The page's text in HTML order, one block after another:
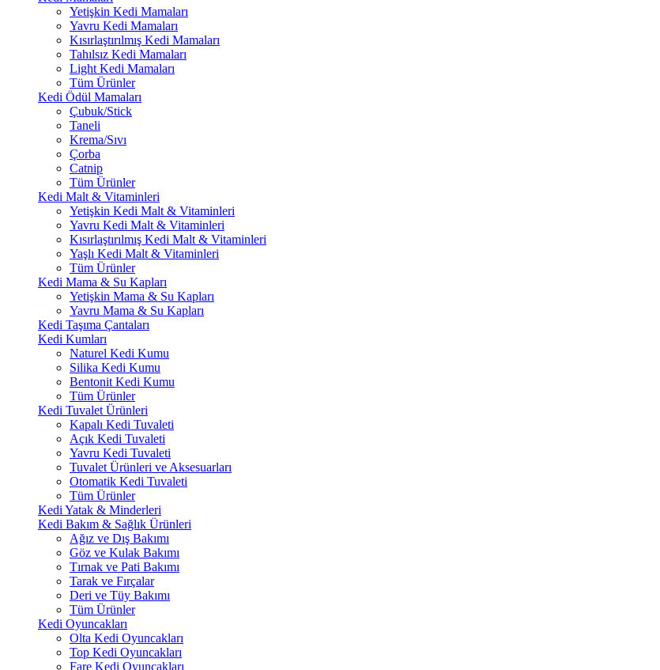
Yetişkin Kedi Mamaları
Yavru Kedi Mamaları
Kısırlaştırılmış Kedi Mamaları
Tahılsız Kedi Mamaları
Light Kedi Mamaları
Tüm Ürünler
Kedi Ödül Mamaları
Çubuk/Stick
Taneli
Krema/Sıvı
Çorba
Catnip
Tüm Ürünler
Kedi Malt & Vitaminleri
Yetişkin Kedi Malt & Vitaminleri
Yavru Kedi Malt & Vitaminleri
Kısırlaştırılmış Kedi Malt & Vitaminleri
Yaşlı Kedi Malt & Vitaminleri
Tüm Ürünler
Kedi Mama & Su Kapları
Yetişkin Mama & Su Kapları
Yavru Mama & Su Kapları
Kedi Taşıma Çantaları
Kedi Kumları
Naturel Kedi Kumu
Silika Kedi Kumu
Bentonit Kedi Kumu
Tüm Ürünler
Kedi Tuvalet Ürünleri
Kapalı Kedi Tuvaleti
Açık Kedi Tuvaleti
Yavru Kedi Tuvaleti
Tuvalet Ürünleri ve Aksesuarları
Otomatik Kedi Tuvaleti
Tüm Ürünler
Kedi Yatak & Minderleri
Kedi Bakım & Sağlık Ürünleri
Ağız ve Dış Bakımı
Göz ve Kulak Bakımı
Tırnak ve Pati Bakımı
Tarak ve Fırçalar
Deri ve Tüy Bakımı
Tüm Ürünler
Kedi Oyuncakları
Olta Kedi Oyuncakları
Top Kedi Oyuncakları
Fare Kedi Oyuncakları